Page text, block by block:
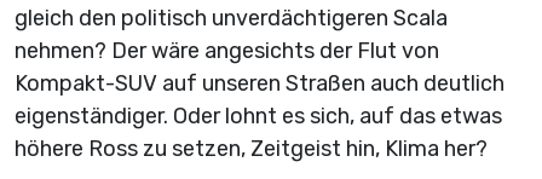
gleich den politisch unverdächtigeren Scala
nehmen? Der wäre angesichts der Flut von
Kompakt-SUV auf unseren Straßen auch deutlich
eigenständiger. Oder lohnt es sich, auf das etwas
höhere Ross zu setzen, Zeitgeist hin, Klima her?